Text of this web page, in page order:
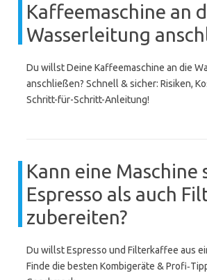
Kaffeemaschine an
Wasserleitung
Du willst Deine Kaffeemaschine an die
anschließen? Schnell & sicher: Risiken,
Schritt-für-Schritt-Anleitung!
Kann eine Maschine
Espresso als auch
zubereiten?
Du willst Espresso und Filterkaffee aus
Finde die besten Kombigeräte &